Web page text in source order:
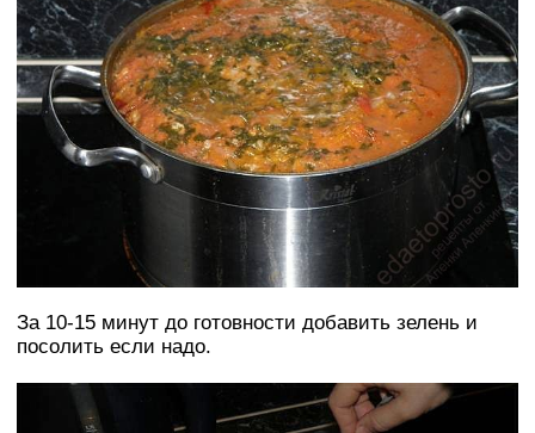
За 10-15 минут до готовности добавить зелень и
посолить если надо.